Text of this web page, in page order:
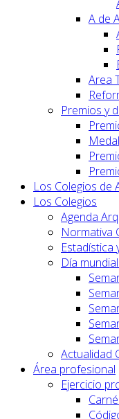
A de
Area
Premios y
Los Colegios de
Los Colegios
Agenda
Normativa
Estadística
Día
Actualidad
Área profesional
Ejercicio